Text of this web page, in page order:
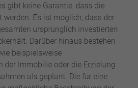
gibt keine Garantie, dass die
werden. Es ist möglich, dass der
ursprünglich investierten
Darüber hinaus bestehen
beispielsweise
der Immobilie oder die Erzielung
als geplant. Die für eine